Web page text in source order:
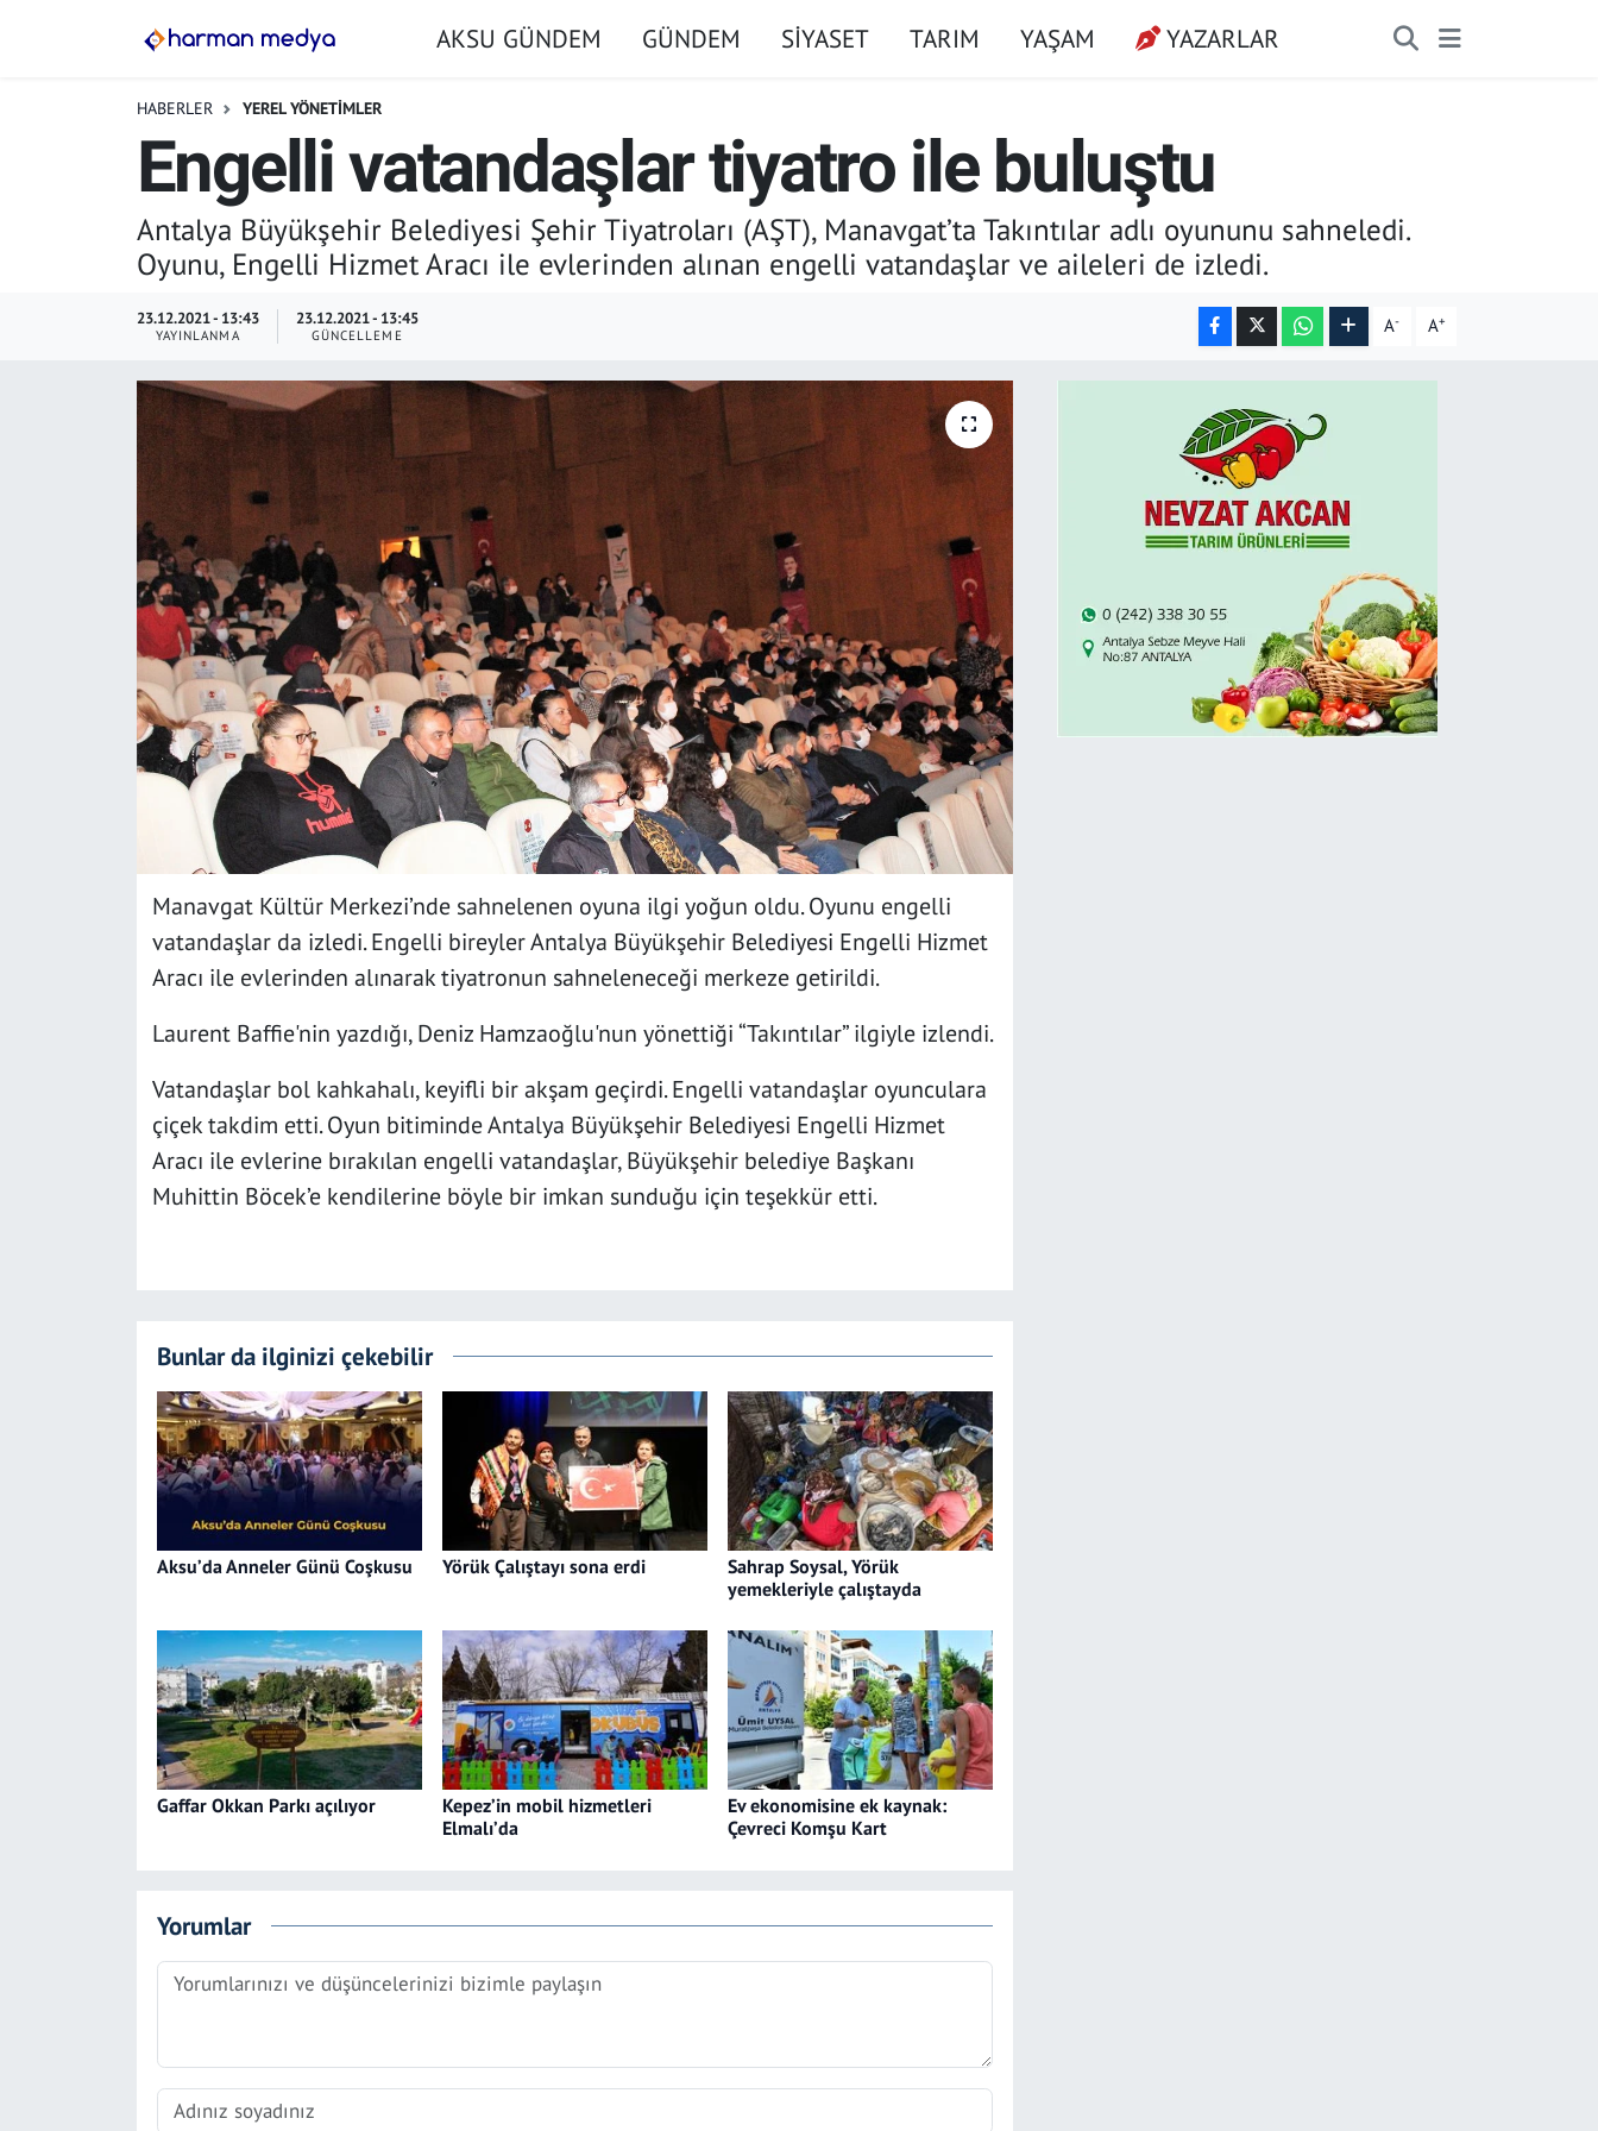
AKSU GÜNDEM GÜNDEM SİYASET TARIM YAŞAM YAZARLAR
HABERLER YEREL YÖNETİMLER
Engelli vatandaşlar tiyatro ile buluştu
Antalya Büyükşehir Belediyesi Şehir Tiyatroları (AŞT), Manavgat’ta Takıntılar adlı oyununu sahneledi.
Oyunu, Engelli Hizmet Aracı ile evlerinden alınan engelli vatandaşlar ve aileleri de izledi.
23.12.2021 - 13:43
YAYINLANMA
23.12.2021 - 13:45
GÜNCELLEME A- A+
Manavgat Kültür Merkezi’nde sahnelenen oyuna ilgi yoğun oldu. Oyunu engelli
vatandaşlar da izledi. Engelli bireyler Antalya Büyükşehir Belediyesi Engelli Hizmet
Aracı ile evlerinden alınarak tiyatronun sahneleneceği merkeze getirildi.
Laurent Baffie'nin yazdığı, Deniz Hamzaoğlu'nun yönettiği “Takıntılar” ilgiyle izlendi.
Vatandaşlar bol kahkahalı, keyifli bir akşam geçirdi. Engelli vatandaşlar oyunculara
çiçek takdim etti. Oyun bitiminde Antalya Büyükşehir Belediyesi Engelli Hizmet
Aracı ile evlerine bırakılan engelli vatandaşlar, Büyükşehir belediye Başkanı
Muhittin Böcek’e kendilerine böyle bir imkan sunduğu için teşekkür etti.
Bunlar da ilginizi çekebilir
Aksu’da Anneler Günü Coşkusu Yörük Çalıştayı sona erdi
Sahrap Soysal, Yörük
yemekleriyle çalıştayda
Gaffar Okkan Parkı açılıyor
Kepez’in mobil hizmetleri
Elmalı’da
Ev ekonomisine ek kaynak:
Çevreci Komşu Kart
Yorumlar
AKSU GÜNDEM
YEREL YÖNETİMLER
EKONOMİ
KÜLTÜR SANAT
İstanbul Hava Durumu
İstanbul Trafik Yoğunluk Haritası
Süper Lig Puan Durumu ve Fikstür
Tüm Manşetler
Son Dakika Haberleri
Haber Arşivi